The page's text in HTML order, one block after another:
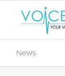
News